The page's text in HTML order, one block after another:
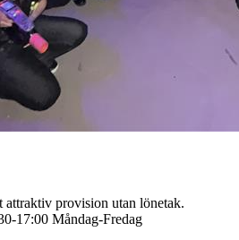
attraktiv provision utan lönetak.
17:00 Måndag-Fredag